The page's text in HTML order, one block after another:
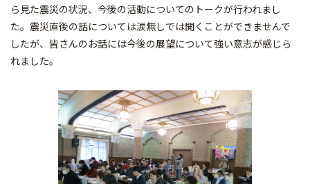
ら見た震災の状況、今後の活動についてのトークが行われまし
た。震災直後の話については涙無しでは聞くことができませんで
したが、皆さんのお話には今後の展望について強い意志が感じら
れました。